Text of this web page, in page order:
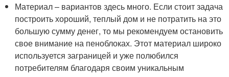
Материал – вариантов здесь много. Если стоит задача
построить хороший, теплый дом и не потратить на это
большую сумму денег, то мы рекомендуем остановить
свое внимание на пеноблоках. Этот материал широко
используется заграницей и уже полюбился
потребителям благодаря своим уникальным